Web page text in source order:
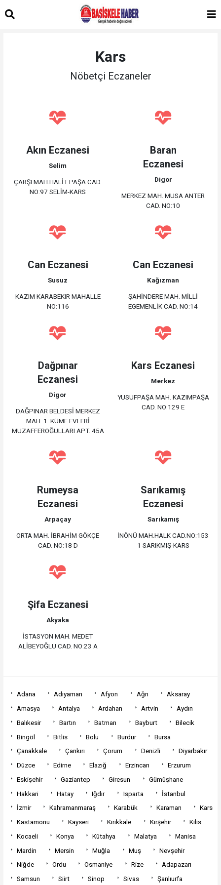
Kars
Nöbetçi Eczaneler
Akın Eczanesi
Selim
ÇARŞI MAH.HALİT PAŞA CAD.
NO:97 SELİM-KARS
Baran
Eczanesi
Digor
MERKEZ MAH. MUSA ANTER
CAD. NO:10
Can Eczanesi
Susuz
KAZIM KARABEKIR MAHALLE
NO:116
Can Eczanesi
Kağızman
ŞAHİNDERE MAH. MİLLİ
EGEMENLİK CAD. NO:14
Dağpınar
Eczanesi
Digor
DAĞPINAR BELDESİ MERKEZ
MAH. 1. KÜME EVLERİ
MUZAFFEROĞULLARI APT. 45A
Kars Eczanesi
Merkez
YUSUFPAŞA MAH. KAZIMPAŞA
CAD. NO:129 E
Rumeysa
Eczanesi
Arpaçay
ORTA MAH. İBRAHİM GÖKÇE
CAD. NO:18 D
Sarıkamış
Eczanesi
Sarıkamış
İNÖNÜ MAH.HALK CAD.NO:153
1 SARIKMIŞ-KARS
Şifa Eczanesi
Akyaka
İSTASYON MAH. MEDET
ALİBEYOĞLU CAD. NO:23 A
Adana Adıyaman Afyon Ağrı
Aksaray
Amasya
Antalya Ardahan Artvin
Aydın
Balıkesir
Bartın Batman Bayburt
Bilecik
Bingöl
Bitlis Bolu Burdur
Bursa
Çanakkale
Çankırı Çorum Denizli
Diyarbakır
Düzce
Edirne Elazığ Erzincan
Erzurum
Eskişehir
Gaziantep Giresun
Gümüşhane
Hakkari
Hatay Iğdır Isparta
İstanbul
İzmir
Kahramanmaraş Karabük Karaman
Kars
Kastamonu
Kayseri Kırıkkale Kırşehir
Kilis
Kocaeli
Konya Kütahya Malatya
Manisa
Mardin
Mersin Muğla Muş
Nevşehir
Niğde
Ordu Osmaniye Rize
Adapazarı
Samsun
Siirt Sinop Sivas Şanlıurfa